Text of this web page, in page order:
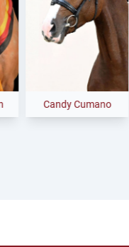
Candy Cumano